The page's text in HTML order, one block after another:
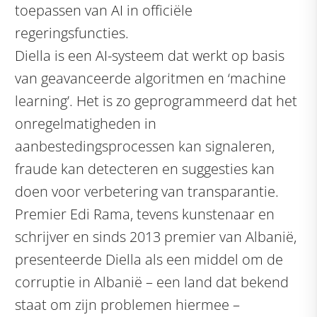
toepassen van AI in officiële
regeringsfuncties.
Diella is een AI-systeem dat werkt op basis
van geavanceerde algoritmen en ‘machine
learning’. Het is zo geprogrammeerd dat het
onregelmatigheden in
aanbestedingsprocessen kan signaleren,
fraude kan detecteren en suggesties kan
doen voor verbetering van transparantie.
Premier Edi Rama, tevens kunstenaar en
schrijver en sinds 2013 premier van Albanië,
presenteerde Diella als een middel om de
corruptie in Albanië – een land dat bekend
staat om zijn problemen hiermee –